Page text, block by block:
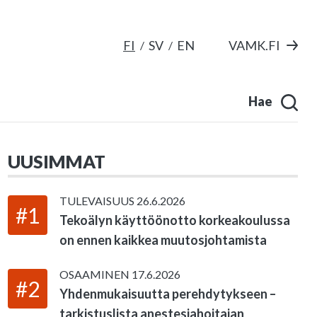
FI SV EN VAMK.FI
Hae
UUSIMMAT
#1
TULEVAISUUS 26.6.2026
Tekoälyn käyttöönotto korkeakoulussa
on ennen kaikkea muutosjohtamista
#2
OSAAMINEN 17.6.2026
Yhdenmukaisuutta perehdytykseen –
tarkistuslista anestesiahoitajan